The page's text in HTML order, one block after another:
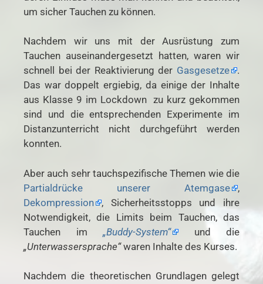
um sicher Tauchen zu können.
Nachdem wir uns mit der Ausrüstung zum
Tauchen auseinandergesetzt hatten, waren wir
schnell bei der Reaktivierung der Gasgesetze
.
Das war doppelt ergiebig, da einige der Inhalte
aus Klasse 9 im Lockdown zu kurz gekommen
sind und die entsprechenden Experimente im
Distanzunterricht nicht durchgeführt werden
konnten.
Aber auch sehr tauchspezifische Themen wie die
Partialdrücke unserer Atemgase
,
Dekompression
, Sicherheitsstopps und ihre
Notwendigkeit, die Limits beim Tauchen, das
Tauchen im „Buddy-System“
und die
„Unterwassersprache“waren Inhalte des Kurses.
Nachdem die theoretischen Grundlagen gelegt